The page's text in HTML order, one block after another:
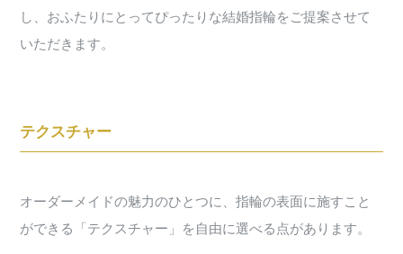
し、おふたりにとってぴったりな結婚指輪をご提案させて
いただきます。
テクスチャー
オーダーメイドの魅力のひとつに、指輪の表面に施すこと
ができる「テクスチャー」を自由に選べる点があります。